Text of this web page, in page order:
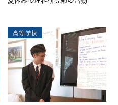
高等学校